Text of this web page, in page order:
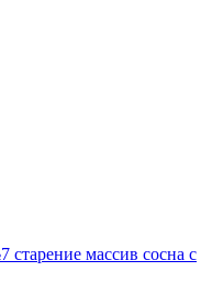
массив сосна с